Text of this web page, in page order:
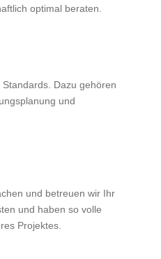
optimal beraten.
Dazu gehören
und
und betreuen wir Ihr
und haben so volle
Projektes.